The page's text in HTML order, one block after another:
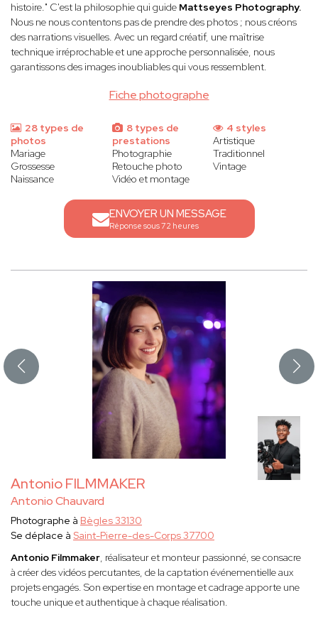
Fiche photographe
histoire." C'est la philosophie qui guide Mattseyes Photography.
Nous ne nous contentons pas de prendre des photos ; nous créons
des narrations visuelles. Avec un regard créatif, une maîtrise
technique irréprochable et une approche personnalisée, nous
garantissons des images inoubliables qui vous ressemblent.
28 types de
photos
Mariage
Grossesse
Naissance
8 types de
prestations
Photographie
Retouche photo
Vidéo et montage
4 styles
Artistique
Traditionnel
Vintage
ENVOYER UN MESSAGE
Réponse sous 72 heures
Antonio FILMMAKER
Antonio Chauvard
Photographe à Bègles 33130
Se déplace à Saint-Pierre-des-Corps 37700
Antonio Filmmaker, réalisateur et monteur passionné, se consacre
à créer des vidéos percutantes, de la captation événementielle aux
projets engagés. Son expertise en montage et cadrage apporte une
touche unique et authentique à chaque réalisation.